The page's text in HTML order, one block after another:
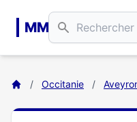
MM
/ Occitanie /